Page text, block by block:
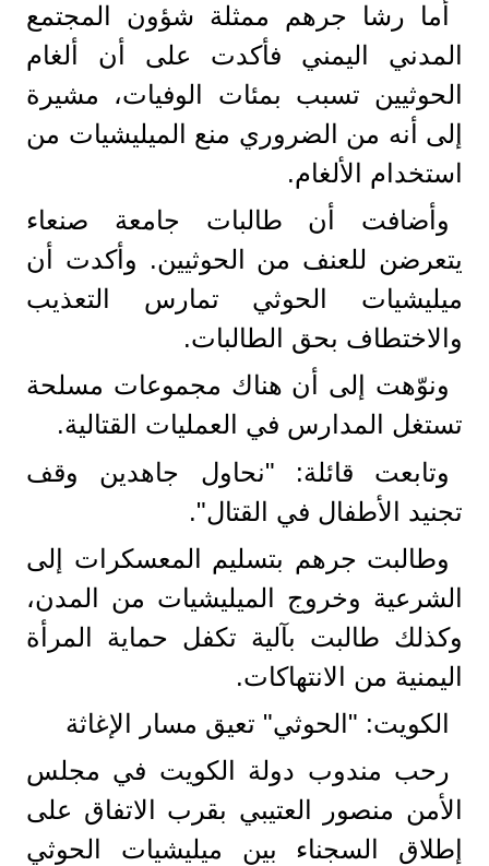
أما رشا جرهم ممثلة شؤون المجتمع
المدني اليمني فأكدت على أن ألغام
الحوثيين تسبب بمئات الوفيات، مشيرة
إلى أنه من الضروري منع الميليشيات من
استخدام الألغام.
وأضافت أن طالبات جامعة صنعاء
يتعرضن للعنف من الحوثيين. وأكدت أن
ميليشيات الحوثي تمارس التعذيب
والاختطاف بحق الطالبات.
ونوّهت إلى أن هناك مجموعات مسلحة
تستغل المدارس في العمليات القتالية.
وتابعت قائلة: "نحاول جاهدين وقف
تجنيد الأطفال في القتال".
وطالبت جرهم بتسليم المعسكرات إلى
الشرعية وخروج الميليشيات من المدن،
وكذلك طالبت بآلية تكفل حماية المرأة
اليمنية من الانتهاكات.
الكويت: "الحوثي" تعيق مسار الإغاثة
رحب مندوب دولة الكويت في مجلس
الأمن منصور العتيبي بقرب الاتفاق على
إطلاق السجناء بين ميليشيات الحوثي